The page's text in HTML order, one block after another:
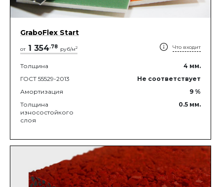
GraboFlex Start
от 1 354.78 руб/м2 Что входит
Толщина 4 мм.
ГОСТ 55529-2013
Не соответствует
Амортизация
9 %
Толщина
износостойкого
слоя
0.5 мм.